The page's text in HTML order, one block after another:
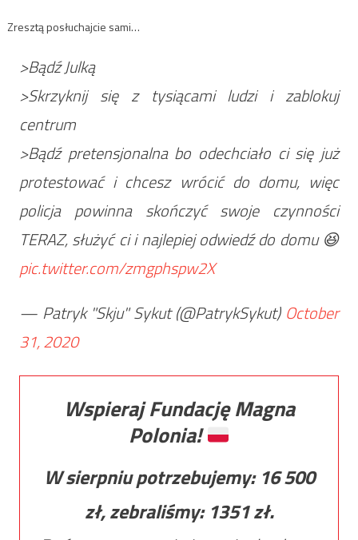
Zresztą posłuchajcie sami…
>Bądź Julką
>Skrzyknij się z tysiącami ludzi i zablokuj
centrum
>Bądź pretensjonalna bo odechciało ci się już
protestować i chcesz wrócić do domu, więc
policja powinna skończyć swoje czynności
TERAZ, służyć ci i najlepiej odwiedź do domu 😆
pic.twitter.com/zmgphspw2X
— Patryk "Skju" Sykut (@PatrykSykut) October
31, 2020
Wspieraj Fundację Magna
Polonia!
W sierpniu potrzebujemy: 16 500
zł, zebraliśmy: 1351zł.